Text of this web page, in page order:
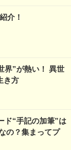
介！
界”が熱い！ 異世
き方
ド“手記の加筆”は
の？集まってプ